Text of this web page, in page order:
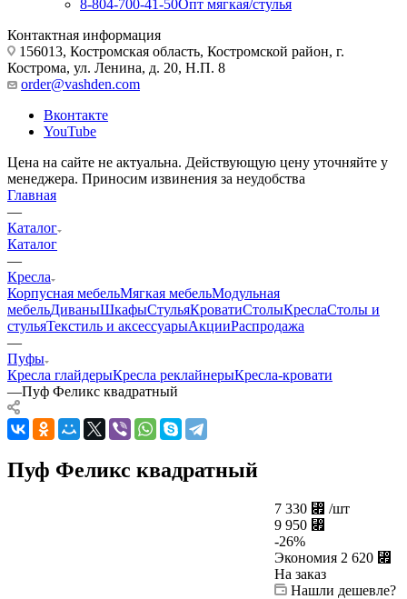
8-804-700-41-50Опт мягкая/стулья
Контактная информация
156013, Костромская область, Костромской район, г.
Кострома, ул. Ленина, д. 20, Н.П. 8
order@vashden.com
Вконтакте
YouTube
Цена на сайте не актуальна. Действующую цену уточняйте у
менеджера. Приносим извинения за неудобства
Главная
—
Каталог
Каталог
—
Кресла
Корпусная мебельМягкая мебельМодульная
мебельДиваныШкафыСтульяКроватиСтолыКреслаСтолы и
стульяТекстиль и аксессуарыАкцииРаспродажа
—
Пуфы
Кресла глайдерыКресла реклайнерыКресла-кровати
—Пуф Феликс квадратный
Пуф Феликс квадратный
7 330 ⃏ /шт
9 950 ⃏
-26%
Экономия 2 620 ⃏
На заказ
Нашли дешевле?